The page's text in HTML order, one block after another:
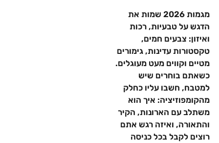
מגמות 2026 שמות את
הדגש על טבעיות, רכות
ואיזון: צבעים חמים,
טקסטורות עדינות, גימורים
מטיים וקווים מעט מעוגלים.
כשאתם בוחרים שיש
למטבח, חשבו עליו כחלק
מהקומפוזיציה: איך הוא
משתלב עם הארונות, הקיר
והתאורה, ואיזה רגש אתם
רוצים לקבל בכל כניסה